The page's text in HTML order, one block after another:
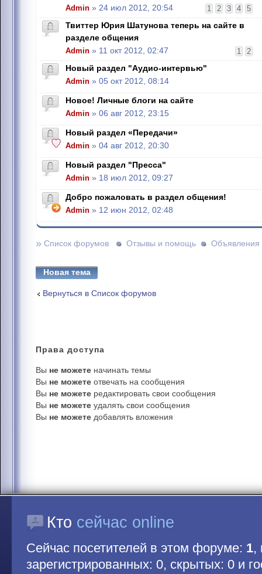
1 2 3 4 5
Admin » 24 июл 2012, 20:54
Твиттер Юрия Шатунова теперь на сайте в
разделе общения
1 2
Admin » 11 окт 2012, 02:47
Новый раздел "Аудио-интервью"
Admin » 05 окт 2012, 08:14
Новое! Личные блоги на сайте
Admin » 06 авг 2012, 23:15
Новый раздел «Передачи»
Admin » 04 авг 2012, 20:30
Новый раздел "Пресса"
Admin » 18 июл 2012, 09:27
Добро пожаловать в раздел общения!
Admin » 12 июн 2012, 02:48
» Список форумов Отзывы и помощь Объявления
Новая тема
Вернуться в Список форумов
Права доступа
Вы не можете начинать темы
Вы не можете отвечать на сообщения
Вы не можете редактировать свои сообщения
Вы не можете удалять свои сообщения
Вы не можете добавлять вложения
Кто сейчас online
Сейчас посетителей в этом форуме: 1,
зарегистрированных: 0, скрытых: 0 и